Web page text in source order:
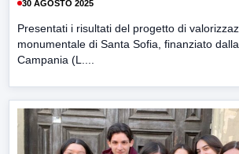
30 AGOSTO 2025
Presentati i risultati del progetto di
monumentale di Santa Sofia, finanziato
Campania (L....